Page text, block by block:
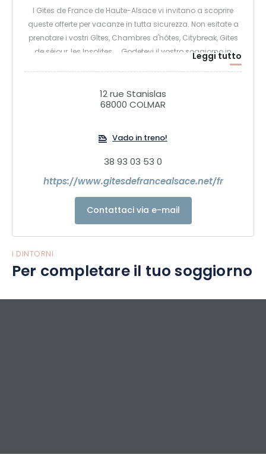
I Gites de France de Haute-Alsace vi invitano a scoprire
queste offerte per vacanze in tutta sicurezza. Non esitate a
prenotare i vostri Gîtes, Chambres d'hôtes, Citybreak, Gites
de séjour, les Insolites.... Godetevi il vostro soggiorno in
Leggi tutto
12 rue Stanislas
68000 COLMAR
Vado in treno!
38 93 03 53 0
https://www.gitesdefrancealsace.net/fr
Contattaci via e-mail
I DINTORNI
Per completare il tuo soggiorno